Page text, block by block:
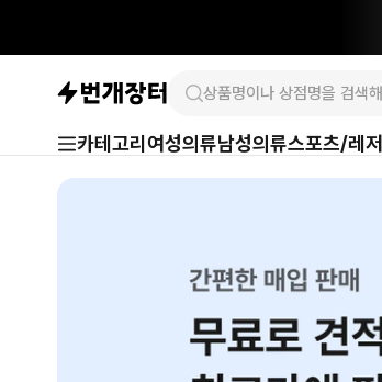
카테고리 여성의류남성의류스포츠/레저